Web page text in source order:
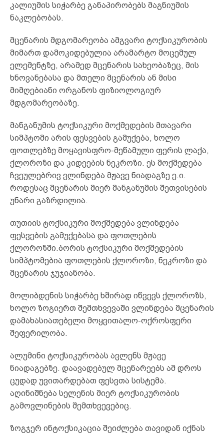
კალიუმის სიჭარბე განაპირობებს მაგნიუმის
ნაკლებობას.
მცენარის მდგომარეობა ამგვარი ტოქსიკურობის
მიმართ დამოკიდებულია არამარტო მოცემულ
ელემენტზე, არამედ მცენარის სახეობაზეც, მის
ხნოვანებასა და მთელი მცენარის ან მისი
მიმღებიანი ორგანოს ფიზიოლოგიურ
მდგომარეობაზე.
მანგანუმის ტოქსიკური მოქმედების მთავარი
სიმპტომი არის ფესვების გამუქება, ხოლო
ფოთლებზე მოყავისფრო-მეწამული ფერის ლაქა,
ქლოროზი და კიდეების ნეკროზი. ეს მოქმედება
ჩვეულებრივ ვლინდება მჟავე ნიადაგზე ე.ი.
როდესაც მცენარის მიერ მანგანუმის შეთვისების
უნარი გაზრდილია.
თუთიის ტოქსიკური მოქმედება ვლინდება
ფესვების გამუქებასა და ფოთლების
ქლოროზში.ბორის ტოქსიკური მოქმედების
სიმპტომებია ფოთლების ქლოროზი, ნეკროზი და
მცენარის ჯუჯიანობა.
მოლიბდენის სიჭარბე ხშირად იწვევს ქლოროზს,
ხოლო ზოგიერთ შემთხვევაში ვლინდება მცენარის
დამახასიათებელი მოყვითალო-ოქროსფერი
შეფერილობა.
ალუმინი ტოქსიკურობას ავლენს მჟავე
ნიადაგებზე. დაავადებულ მცენარეებს ამ დროს
ცუდად უვითარდებათ ფესვთა სისტემა.
აღინიშნება სელენის მიერ ტოქსიკურობის
გამოვლინების შემთხვევებიც.
ზოგჯერ ინტოქსიკაცია შეიძლება თავიდან იქნას